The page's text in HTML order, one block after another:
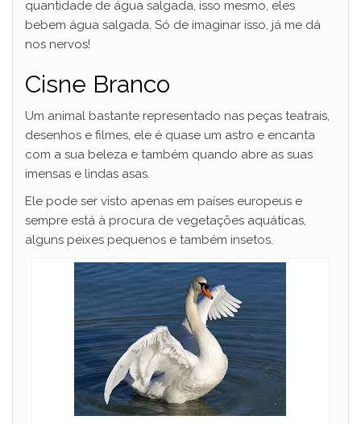
quantidade de água salgada, isso mesmo, eles
bebem água salgada. Só de imaginar isso, já me dá
nos nervos!
Cisne Branco
Um animal bastante representado nas peças teatrais,
desenhos e filmes, ele é quase um astro e encanta
com a sua beleza e também quando abre as suas
imensas e lindas asas.
Ele pode ser visto apenas em países europeus e
sempre está à procura de vegetações aquáticas,
alguns peixes pequenos e também insetos.